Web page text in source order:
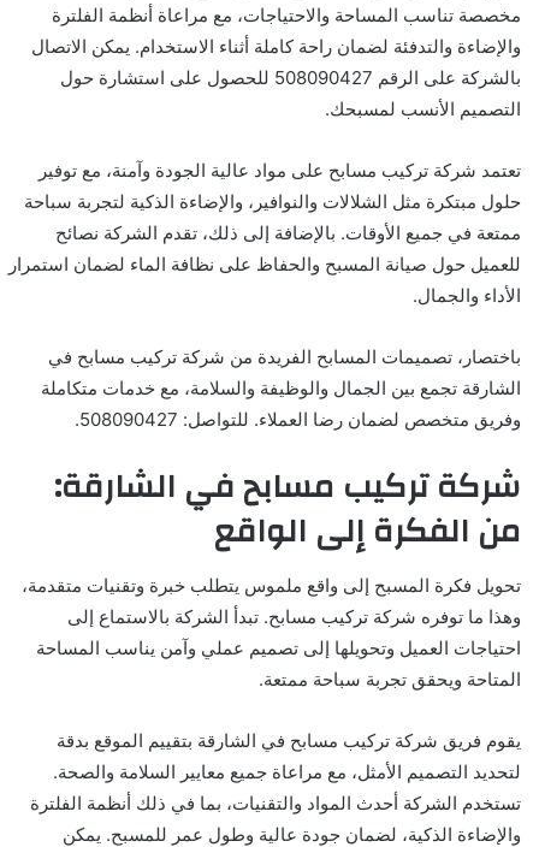
مخصصة تناسب المساحة والاحتياجات، مع مراعاة أنظمة الفلترة
والإضاءة والتدفئة لضمان راحة كاملة أثناء الاستخدام. يمكن الاتصال
بالشركة على الرقم 508090427 للحصول على استشارة حول
التصميم الأنسب لمسبحك.
تعتمد شركة تركيب مسابح على مواد عالية الجودة وآمنة، مع توفير
حلول مبتكرة مثل الشلالات والنوافير، والإضاءة الذكية لتجربة سباحة
ممتعة في جميع الأوقات. بالإضافة إلى ذلك، تقدم الشركة نصائح
للعميل حول صيانة المسبح والحفاظ على نظافة الماء لضمان استمرار
الأداء والجمال.
باختصار، تصميمات المسابح الفريدة من شركة تركيب مسابح في
الشارقة تجمع بين الجمال والوظيفة والسلامة، مع خدمات متكاملة
وفريق متخصص لضمان رضا العملاء. للتواصل: 508090427.
شركة تركيب مسابح في الشارقة:
من الفكرة إلى الواقع
تحويل فكرة المسبح إلى واقع ملموس يتطلب خبرة وتقنيات متقدمة،
وهذا ما توفره شركة تركيب مسابح. تبدأ الشركة بالاستماع إلى
احتياجات العميل وتحويلها إلى تصميم عملي وآمن يناسب المساحة
المتاحة ويحقق تجربة سباحة ممتعة.
يقوم فريق شركة تركيب مسابح في الشارقة بتقييم الموقع بدقة
لتحديد التصميم الأمثل، مع مراعاة جميع معايير السلامة والصحة.
تستخدم الشركة أحدث المواد والتقنيات، بما في ذلك أنظمة الفلترة
والإضاءة الذكية، لضمان جودة عالية وطول عمر للمسبح. يمكن